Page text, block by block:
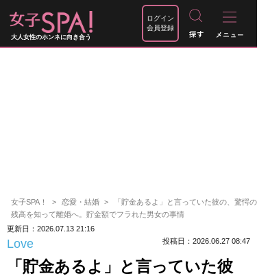
大人女性のホンネに向き合う
ログイン
会員登録
女子SPA！ 恋愛・結婚
「貯金あるよ」と言っていた彼の、驚愕の
残高を知って離婚へ。貯金額でフラれた男女の事情
更新日：2026.07.13 21:16
Love 投稿日：2026.06.27 08:47
「貯金あるよ」と言っていた彼